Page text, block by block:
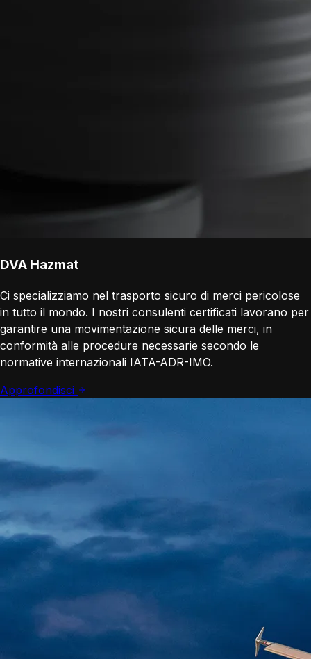
DVA Hazmat
Ci specializziamo nel trasporto sicuro di merci pericolose
in tutto il mondo. I nostri consulenti certificati lavorano per
garantire una movimentazione sicura delle merci, in
conformità alle procedure necessarie secondo le
normative internazionali IATA-ADR-IMO.
Approfondisci